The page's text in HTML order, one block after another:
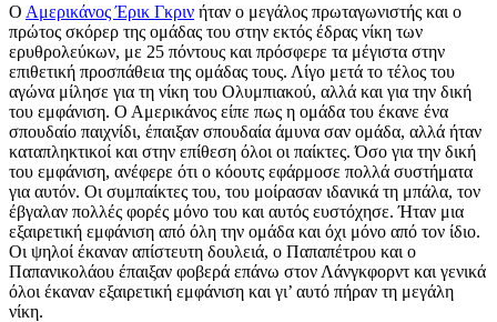
Ο Αμερικάνος Έρικ Γκριν ήταν ο μεγάλος πρωταγωνιστής και ο
πρώτος σκόρερ της ομάδας του στην εκτός έδρας νίκη των
ερυθρολεύκων, με 25 πόντους και πρόσφερε τα μέγιστα στην
επιθετική προσπάθεια της ομάδας τους. Λίγο μετά το τέλος του
αγώνα μίλησε για τη νίκη του Ολυμπιακού, αλλά και για την δική
του εμφάνιση. Ο Αμερικάνος είπε πως η ομάδα του έκανε ένα
σπουδαίο παιχνίδι, έπαιξαν σπουδαία άμυνα σαν ομάδα, αλλά ήταν
καταπληκτικοί και στην επίθεση όλοι οι παίκτες. Όσο για την δική
του εμφάνιση, ανέφερε ότι ο κόουτς εφάρμοσε πολλά συστήματα
για αυτόν. Οι συμπαίκτες του, του μοίρασαν ιδανικά τη μπάλα, τον
έβγαλαν πολλές φορές μόνο του και αυτός ευστόχησε. Ήταν μια
εξαιρετική εμφάνιση από όλη την ομάδα και όχι μόνο από τον ίδιο.
Οι ψηλοί έκαναν απίστευτη δουλειά, ο Παπαπέτρου και ο
Παπανικολάου έπαιξαν φοβερά επάνω στον Λάνγκφορντ και γενικά
όλοι έκαναν εξαιρετική εμφάνιση και γι’ αυτό πήραν τη μεγάλη
νίκη.